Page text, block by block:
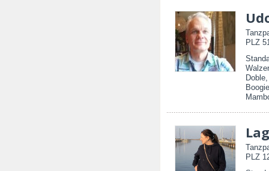
PLZ
PLZ